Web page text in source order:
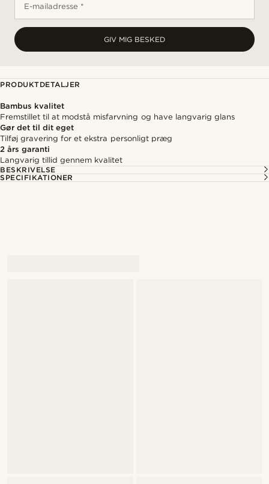
E-mailadresse *
GIV MIG BESKED
PRODUKTDETALJER
Bambus kvalitet
Fremstillet til at modstå misfarvning og have langvarig glans
Gør det til dit eget
Tilføj gravering for et ekstra personligt præg
2 års garanti
Langvarig tillid gennem kvalitet
BESKRIVELSE
SPECIFIKATIONER